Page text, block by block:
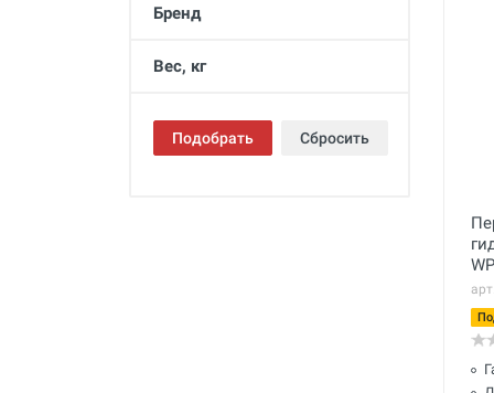
Муфты ремонтные (хомуты) для
Машины и инструмент для
прочистки труб
Бренд
Вес, кг
Подобрать Сбросить